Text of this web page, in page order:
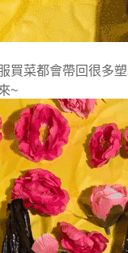
買菜都會帶回很多
~